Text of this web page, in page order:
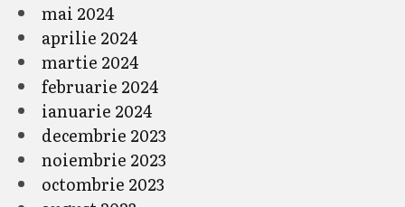
mai 2024
aprilie 2024
martie 2024
februarie 2024
ianuarie 2024
decembrie 2023
noiembrie 2023
octombrie 2023